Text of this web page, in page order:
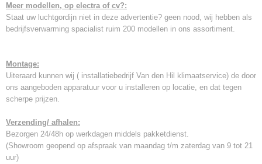
Meer modellen, op electra of cv?:
Staat uw luchtgordijn niet in deze advertentie? geen nood, wij hebben als
bedrijfsverwarming spacialist ruim 200 modellen in ons assortiment.
Montage:
Uiteraard kunnen wij ( installatiebedrijf Van den Hil klimaatservice) de door
ons aangeboden apparatuur voor u installeren op locatie, en dat tegen
scherpe prijzen.
Verzending/ afhalen:
Bezorgen 24/48h op werkdagen middels pakketdienst.
(Showroom geopend op afspraak van maandag t/m zaterdag van 9 tot 21
uur)